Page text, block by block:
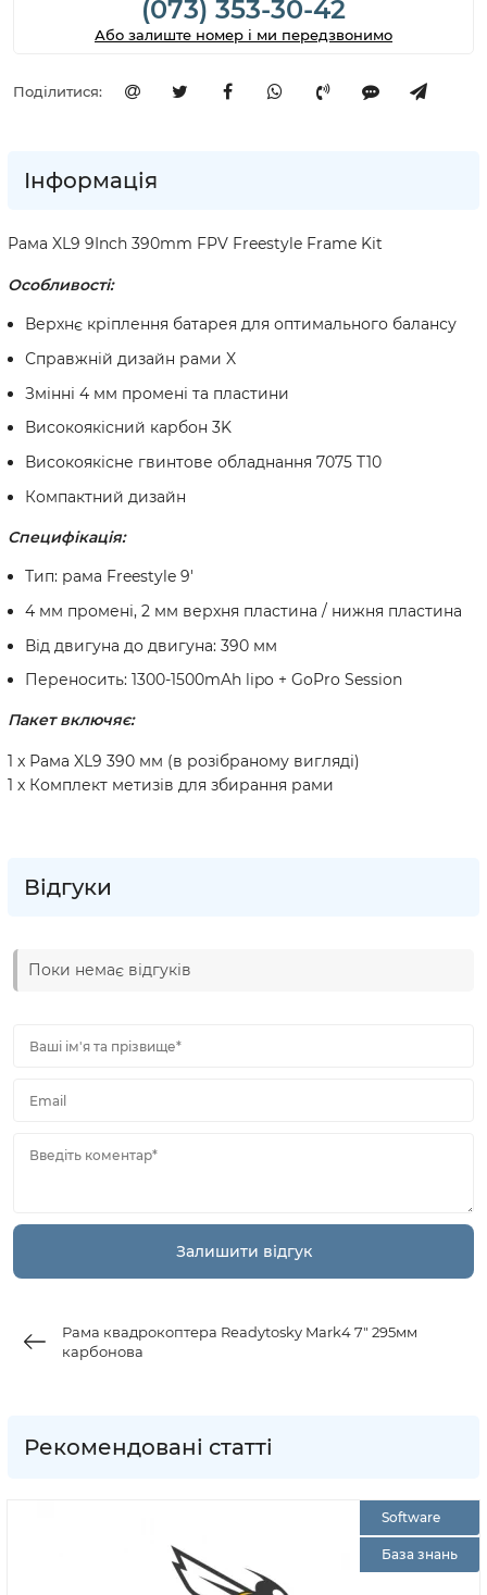
(073) 353-30-42
Або залиште номер і ми передзвонимо
Поділитися:
Інформація
Рама XL9 9Inch 390mm FPV Freestyle Frame Kit
Особливості:
Верхнє кріплення батарея для оптимального балансу
Справжній дизайн рами X
Змінні 4 мм промені та пластини
Високоякісний карбон 3K
Високоякісне гвинтове обладнання 7075 T10
Компактний дизайн
Специфікація:
Тип: рама Freestyle 9'
4 мм промені, 2 мм верхня пластина / нижня пластина
Від двигуна до двигуна: 390 мм
Переносить: 1300-1500mAh lipo + GoPro Session
Пакет включяє:
1 x Рама XL9 390 мм (в розібраному вигляді)
1 х Комплект метизів для збирання рами
Відгуки
Поки немає відгуків
Ваші ім'я та прізвище*
Email
Введіть коментар*
Рама квадрокоптера Readytosky Mark4 7" 295мм
карбонова
Рекомендовані статті
Software
База знань